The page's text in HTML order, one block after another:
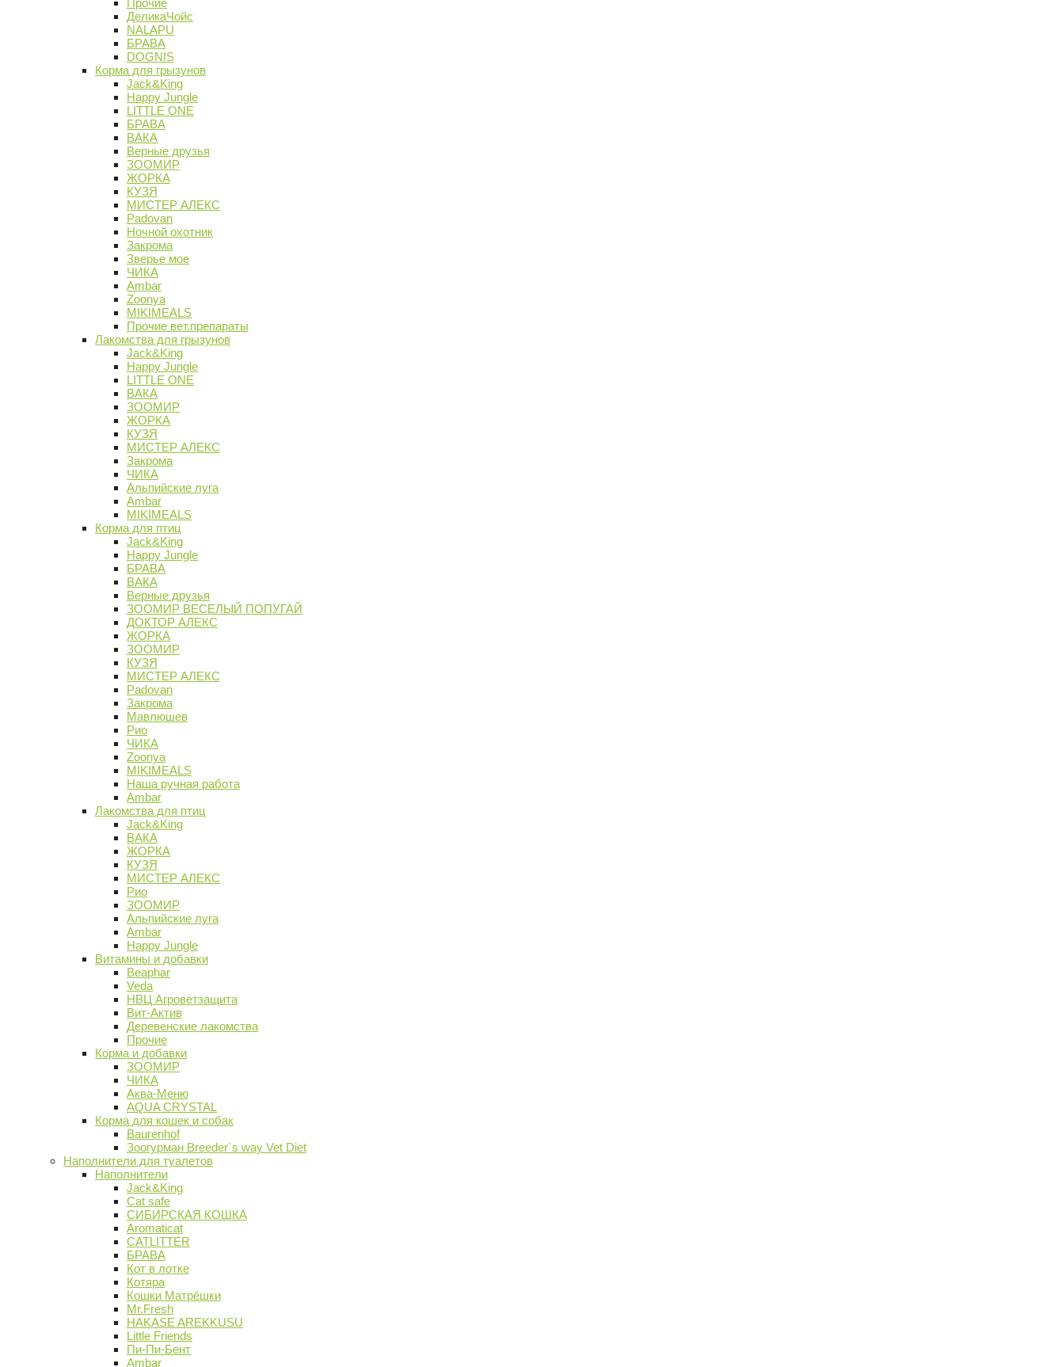
Прочие
ДеликаЧойс
NALAPU
БРАВА
DOGNIS
Корма для грызунов
Jack&King
Happy Jungle
LITTLE ONE
БРАВА
ВАКА
Верные друзья
ЗООМИР
ЖОРКА
КУЗЯ
МИСТЕР АЛЕКС
Padovan
Ночной охотник
Закрома
Зверье мое
ЧИКА
Ambar
Zoonya
MIKIMEALS
Прочие вет.препараты
Лакомства для грызунов
Jack&King
Happy Jungle
LITTLE ONE
ВАКА
ЗООМИР
ЖОРКА
КУЗЯ
МИСТЕР АЛЕКС
Закрома
ЧИКА
Альпийские луга
Ambar
MIKIMEALS
Корма для птиц
Jack&King
Happy Jungle
БРАВА
ВАКА
Верные друзья
ЗООМИР ВЕСЕЛЫЙ ПОПУГАЙ
ДОКТОР АЛЕКС
ЖОРКА
ЗООМИР
КУЗЯ
МИСТЕР АЛЕКС
Padovan
Закрома
Мавлюшев
Рио
ЧИКА
Zoonya
MIKIMEALS
Наша ручная работа
Ambar
Лакомства для птиц
Jack&King
ВАКА
ЖОРКА
КУЗЯ
МИСТЕР АЛЕКС
Рио
ЗООМИР
Альпийские луга
Ambar
Happy Jungle
Витамины и добавки
Beaphar
Veda
НВЦ Агроветзащита
Вит-Актив
Деревенские лакомства
Прочие
Корма и добавки
ЗООМИР
ЧИКА
Аква-Меню
AQUA CRYSTAL
Корма для кошек и собак
Baurenhof
Зоогурман Breeder`s way Vet Diet
Наполнители для туалетов
Наполнители
Jack&King
Cat safe
СИБИРСКАЯ КОШКА
Aromaticat
CATLITTER
БРАВА
Кот в лотке
Котяра
Кошки Матрёшки
Mr.Fresh
HAKASE AREKKUSU
Little Friends
Пи-Пи-Бент
Ambar